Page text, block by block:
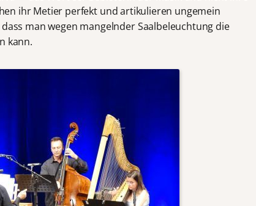
ihr Metier perfekt und artikulieren ungemein
man wegen mangelnder Saalbeleuchtung die
kann.